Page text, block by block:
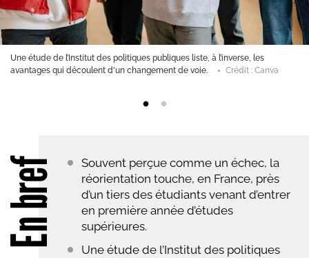
bref
Souvent perçue comme un échec, la
réorientation touche, en France, près
d’un tiers des étudiants venant d’entrer
en première année d’études
supérieures.
Une étude de l’Institut des politiques
Une étude de l’Institut des politiques publiques liste, à l’inverse, les
avantages qui découlent d'un changement de voie.
Crédit : Canva